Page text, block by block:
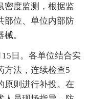
密度监测，根据监
部位、单位内部防
。
日。各单位结合实
方法，连续检查5
原则进行补投。在